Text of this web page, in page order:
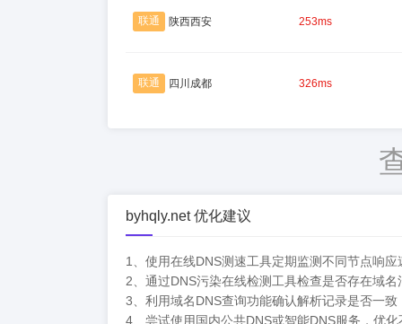
联通 陕西西安 253ms
联通 四川成都 326ms
byhqly.net 优化建议
1、使用在线DNS测速工具定期监测不同节点响
2、通过DNS污染在线检测工具检查是否存在域
3、利用域名DNS查询功能确认解析记录是否一
4、尝试使用国内公共DNS或智能DNS服务，优